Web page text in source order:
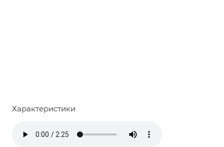
Характеристики